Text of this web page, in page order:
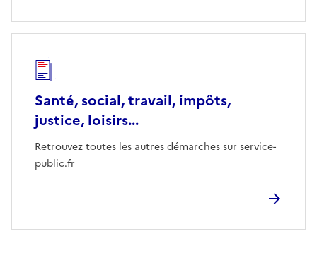
Santé, social, travail, impôts,
justice, loisirs...
Retrouvez toutes les autres démarches sur service-
public.fr